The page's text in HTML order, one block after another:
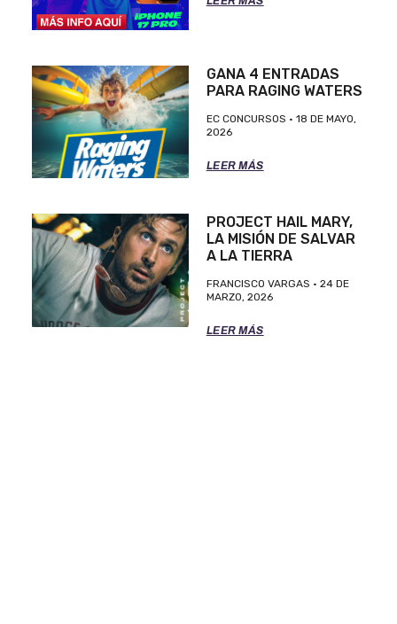
GANA 4 ENTRADAS
PARA RAGING WATERS
EC CONCURSOS
18 DE MAYO,
2026
LEER MÁS
PROJECT HAIL MARY,
LA MISIÓN DE SALVAR
A LA TIERRA
FRANCISCO VARGAS
24 DE
MARZO, 2026
LEER MÁS